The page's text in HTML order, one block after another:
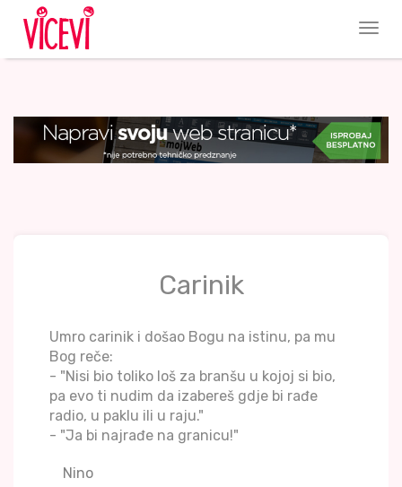
Carinik
Umro carinik i došao Bogu na istinu, pa mu
Bog reče:
- "Nisi bio toliko loš za branšu u kojoj si bio,
pa evo ti nudim da izabereš gdje bi rađe
radio, u paklu ili u raju."
- "Ja bi najrađe na granicu!"
Nino